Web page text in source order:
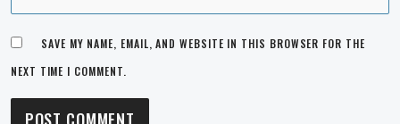
SAVE MY NAME, EMAIL, AND WEBSITE IN THIS BROWSER FOR THE
NEXT TIME I COMMENT.